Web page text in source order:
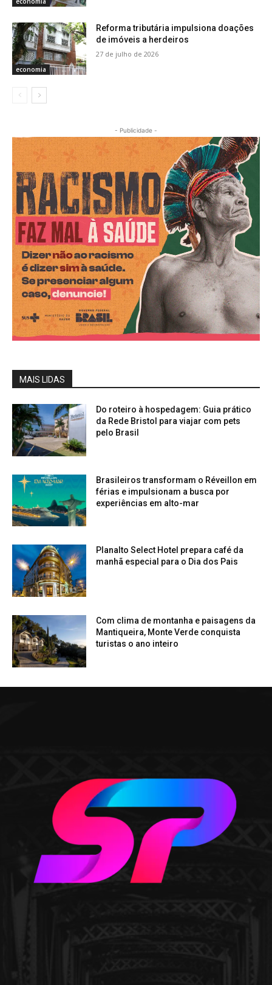
economia
Reforma tributária impulsiona doações
de imóveis a herdeiros
27 de julho de 2026
- Publicidade -
MAIS LIDAS
Do roteiro à hospedagem: Guia prático
da Rede Bristol para viajar com pets
pelo Brasil
Brasileiros transformam o Réveillon em
férias e impulsionam a busca por
experiências em alto-mar
Planalto Select Hotel prepara café da
manhã especial para o Dia dos Pais
Com clima de montanha e paisagens da
Mantiqueira, Monte Verde conquista
turistas o ano inteiro